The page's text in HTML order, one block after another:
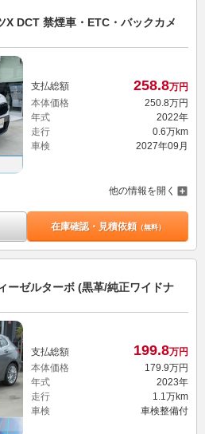
DCT 禁煙車・ETC・バックカメ
支払総額 258.8万円
本体価格
250. 8万円
年式
2022年
走行
0.6万km
車検
2027年09月
他の情報を開く
在庫確認・見積依頼（無料）
ーゼルターボ (黒革/純正ワイドナ
支払総額 199.8万円
本体価格
179.9万円
年式
2023年
走行
1.1万km
車検
車検整備付